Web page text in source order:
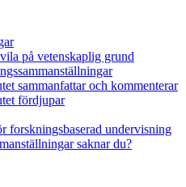
på vetenskaplig grund
sammanfattar och kommenterar
fördjupar
forskningsbaserad undervisning
saknar du?